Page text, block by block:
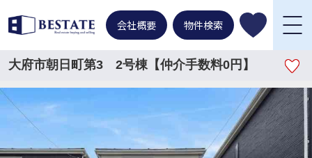
会社概要 物件検索
大府市朝日町第3 2号棟【仲介手数料0円】